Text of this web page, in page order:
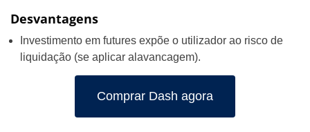
Desvantagens
Investimento em futures expõe o utilizador ao risco de
liquidação (se aplicar alavancagem).
Comprar Dash agora